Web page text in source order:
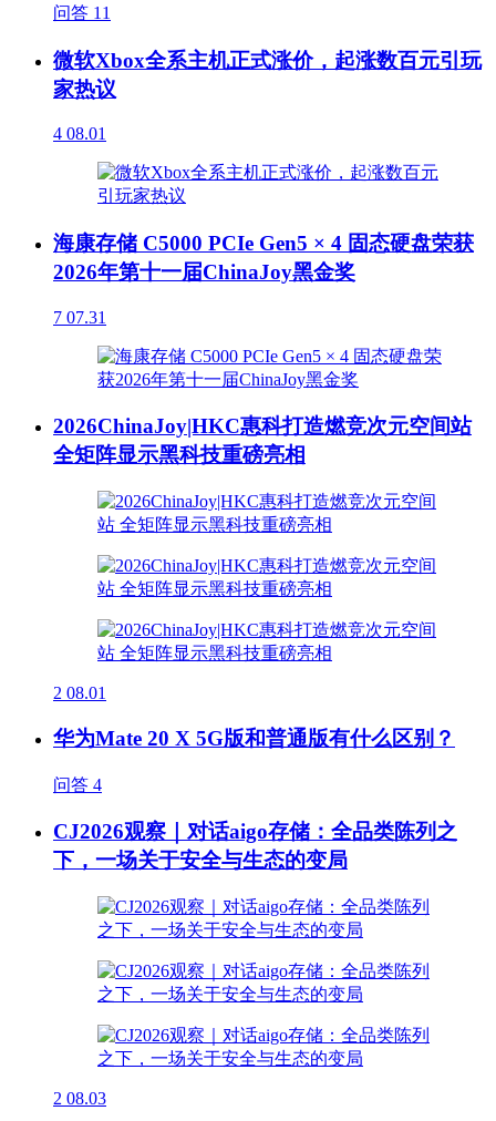
问答 11
微软Xbox全系主机正式涨价，起涨数百元引玩
家热议
4 08.01
海康存储 C5000 PCIe Gen5 × 4 固态硬盘荣获
2026年第十一届ChinaJoy黑金奖
7 07.31
2026ChinaJoy|HKC惠科打造燃竞次元空间站
全矩阵显示黑科技重磅亮相
2 08.01
华为Mate 20 X 5G版和普通版有什么区别？
问答 4
CJ2026观察｜对话aigo存储：全品类陈列之
下，一场关于安全与生态的变局
2 08.03